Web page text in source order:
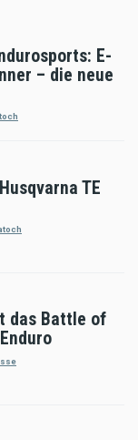
E-
– die neue
TE
das Battle of